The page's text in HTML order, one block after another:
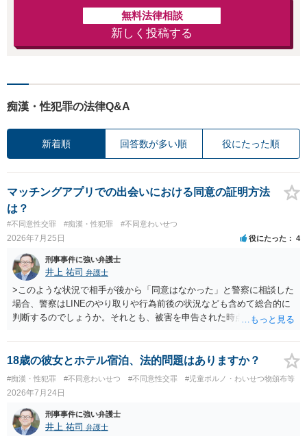
無料法律相談
新しく投稿する
痴漢・性犯罪の法律Q&A
新着順 回答数が多い順 役にたった順
マッチングアプリでの出会いにおける同意の証明方法
は？
#不同意性交罪 #痴漢・性犯罪 #不同意わいせつ
2026年7月25日 役にたった 4
刑事事件に強い弁護士
井上 祐司 弁護士
>このような状況で相手が後から「同意はなかった」と警察に相談した
場合、警察はLINEのやり取りや行為前後の状況なども含めて総合的に
判断するのでしょうか。それとも、被害を申告された時点で私がかな
の（不起訴事案）を含めて数件経験していますが、いずれも警察の対
応は前者です。 特に近年は、いわゆる異性間のトラブルから報復的
に不同意性交・不同意わいせつの罪の被害届が出される事案が頻発し
ており、警察も闇雲な逮捕をしないよう慎重になっているため、まず
は前後のＬＩＮＥやInstagram等の履歴をすべて統括的に縦覧して、
「被害者の被害申告内容が本当に信用できるものか」を見極めてから
動くようになっていると感じます。
18歳の彼女とホテル宿泊、法的問題はありますか？
#痴漢・性犯罪 #不同意わいせつ #不同意性交罪 #児童ポルノ・わいせつ物頒布等
2026年7月24日
刑事事件に強い弁護士
井上 祐司 弁護士